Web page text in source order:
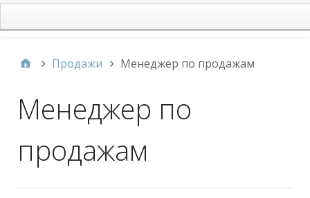
Продажи Менеджер по продажам
Менеджер по
продажам